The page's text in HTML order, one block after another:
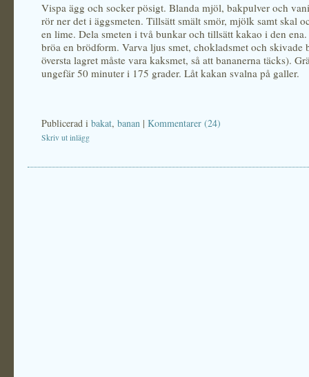
Vispa ägg och socker pösigt. Blanda mjöl, bakpulver och
rör ner det i äggsmeten. Tillsätt smält smör, mjölk samt skal
en lime. Dela smeten i två bunkar och tillsätt kakao i den
bröa en brödform. Varva ljus smet, chokladsmet och skivade
översta lagret måste vara kaksmet, så att bananerna täcks).
ungefär 50 minuter i 175 grader. Låt kakan svalna på galler.
Publicerad i bakat, banan | Kommentarer (24)
Skriv ut inlägg